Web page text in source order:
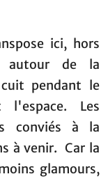
ici, hors
autour de la
pendant le
Les
conviés à la
à venir. Car la
glamours,